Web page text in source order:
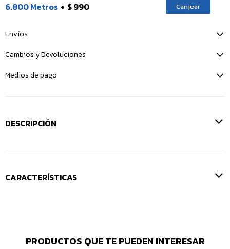
6.800 Metros $ 990 Canjear
Envíos
Cambios y Devoluciones
Medios de pago
DESCRIPCIÓN
CARACTERÍSTICAS
PRODUCTOS QUE TE PUEDEN INTERESAR